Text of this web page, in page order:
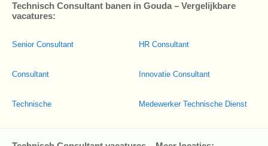
Technisch Consultant banen in Gouda – Vergelijkbare
vacatures:
Senior Consultant
Consultant
Technische
HR Consultant
Innovatie Consultant
Medewerker Technische Dienst